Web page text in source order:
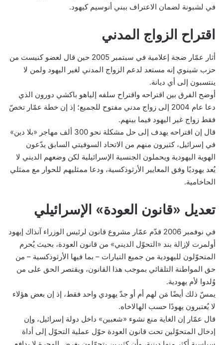
في لشبونة لضمان الاعتراف ببني أنوسيم كيهود.
اقتراح الزواج المدني
أثار عمّار ضجة إعلامية في سبتمبر 2005 حين قال لعضو كنيست من
حزب شينوي إنه مستعد لدعم الزواج المدني لغير اليهود ولمن لا
ينتسبون إلى أي ديانة.
أوضح الفرق بين اقتراحه واقتراح سلفه إلياهو باكشي دورون الذي
دعا عام 2004 إلى زواج مدني مفتوح للجميع؛ إذ إن خطة عمّار تخصّ
فقط زواج غير اليهود فيما بينهم.
قال إن اقتراحه يهدف إلى حل مشكلة نحو 300 ألف مهاجر «بلا دين»
في إسرائيل، كثيرون منهم من الاتحاد السوفيتي السابق يدّعون
الهوية اليهودية ويحملون الجنسية الإسرائيلية لكن وضعهم الديني لا
يُعد يهوديًا وفق المعايير الأرثوذكسية، ودعا ممثليهم للحوار مع ممثلي
الحاخامية.
تعديل «قانون العودة» الإسرائيلي
في نوفمبر 2006 قدّم عمّار مشروع قانون لرئيس الوزراء آنذاك إيهود
أولمرت لإزالة بند «التحوّل الديني» من قانون العودة، بحيث يُحرم
المتحوّلون لليهودية من جميع التيارات – بما فيها الأرثوذكسية – من
حق المواطنة التلقائي بموجب هذا القانون، ويقتصر الحق على من
وُلدوا لأم يهودية.
يمسّ ذلك أيضًا مَن لهم أم أو جدّ يهودي واحد فقط، إذ إن بعض هؤلاء
لا يُعتبرون يهودًا حسب الهالاخاه.
قال عمّار إن الغاية منع نشوء «شعبين» داخل دولة إسرائيل، وإن
إدخال المتحوّلين تحت قانون العودة حوّل عملية التحوّل إلى أداة